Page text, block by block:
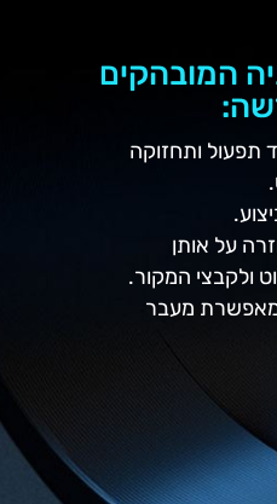
המובהקים
תפעול ותחזוקה
על אותן
ולקבצי המקור.
מעבר